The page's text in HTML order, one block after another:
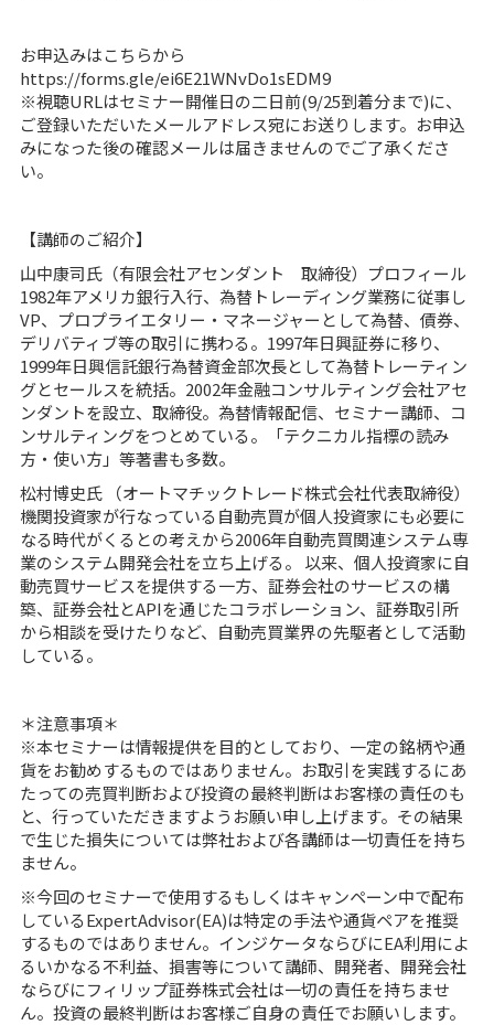
お申込みはこちらから
https://forms.gle/ei6E21WNvDo1sEDM9
※視聴URLはセミナー開催日の二日前(9/25到着分まで)に、
ご登録いただいたメールアドレス宛にお送りします。お申込
みになった後の確認メールは届きませんのでご了承くださ
い。
【講師のご紹介】
山中康司氏（有限会社アセンダント 取締役）プロフィール
1982年アメリカ銀行入行、為替トレーディング業務に従事し
VP、プロプライエタリー・マネージャーとして為替、債券、
デリバティブ等の取引に携わる。1997年日興証券に移り、
1999年日興信託銀行為替資金部次長として為替トレーティン
グとセールスを統括。2002年金融コンサルティング会社アセ
ンダントを設立、取締役。為替情報配信、セミナー講師、コ
ンサルティングをつとめている。「テクニカル指標の読み
方・使い方」等著書も多数。
松村博史氏 （オートマチックトレード株式会社代表取締役）
機関投資家が行なっている自動売買が個人投資家にも必要に
なる時代がくるとの考えから2006年自動売買関連システム専
業のシステム開発会社を立ち上げる。 以来、個人投資家に自
動売買サービスを提供する一方、証券会社のサービスの構
築、証券会社とAPIを通じたコラボレーション、証券取引所
から相談を受けたりなど、自動売買業界の先駆者として活動
している。
＊注意事項＊
※本セミナーは情報提供を目的としており、一定の銘柄や通
貨をお勧めするものではありません。お取引を実践するにあ
たっての売買判断および投資の最終判断はお客様の責任のも
と、行っていただきますようお願い申し上げます。その結果
で生じた損失については弊社および各講師は一切責任を持ち
ません。
※今回のセミナーで使用するもしくはキャンペーン中で配布
しているExpertAdvisor(EA)は特定の手法や通貨ペアを推奨
するものではありません。インジケータならびにEA利用によ
るいかなる不利益、損害等について講師、開発者、開発会社
ならびにフィリップ証券株式会社は一切の責任を持ちませ
ん。投資の最終判断はお客様ご自身の責任でお願いします。